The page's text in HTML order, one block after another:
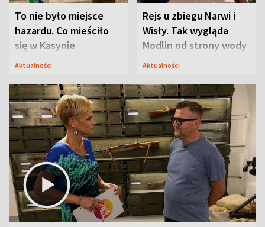
To nie było miejsce
hazardu. Co mieściło
się w Kasynie
Oficerskim?
Aktualności
Rejs u zbiegu Narwi i
Wisły. Tak wygląda
Modlin od strony wody
Aktualności